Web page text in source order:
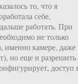
то, что я
себе,
работать. При
не только
именно камере, даже
но еще и разрешить
доступ